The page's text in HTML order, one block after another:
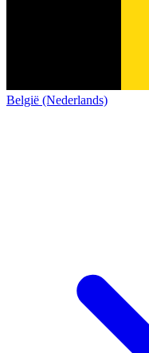
België (Nederlands)